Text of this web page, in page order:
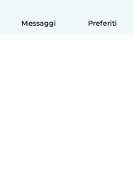
Messaggi Preferiti